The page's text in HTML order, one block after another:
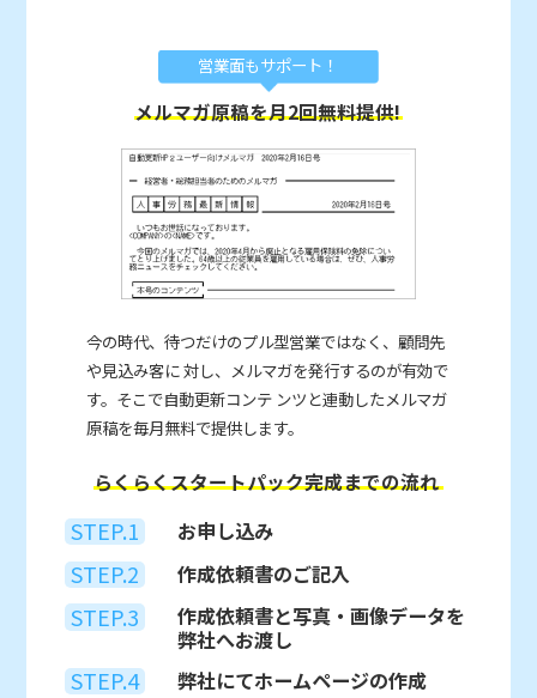
営業面もサポート！
メルマガ原稿を月2回無料提供!
今の時代、待つだけのプル型営業ではなく、顧問先
や見込み客に 対し、メルマガを発行するのが有効で
す。そこで自動更新コンテ ンツと連動したメルマガ
原稿を毎月無料で提供します。
らくらくスタートパック完成までの流れ
STEP.1 お申し込み
STEP.2 作成依頼書のご記入
STEP.3
作成依頼書と写真・画像データを
弊社へお渡し
STEP.4 弊社にてホームページの作成